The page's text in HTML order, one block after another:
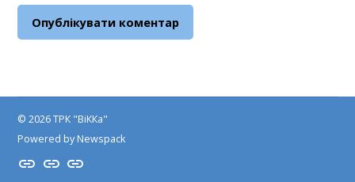
© 2026 ТРК "ВіККа"
Powered by Newspack
Insta
YouTube
FB